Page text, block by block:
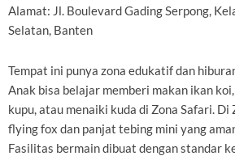
Alamat: Jl. Boulevard Gading Serpong,
Selatan, Banten
Tempat ini punya zona edukatif dan
Anak bisa belajar memberi makan ikan
kupu, atau menaiki kuda di Zona Safari. Di
flying fox dan panjat tebing mini yang
Fasilitas bermain dibuat dengan standar